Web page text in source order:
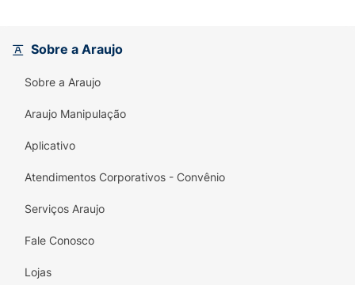
Sobre a Araujo
Sobre a Araujo
Araujo Manipulação
Aplicativo
Atendimentos Corporativos - Convênio
Serviços Araujo
Fale Conosco
Lojas